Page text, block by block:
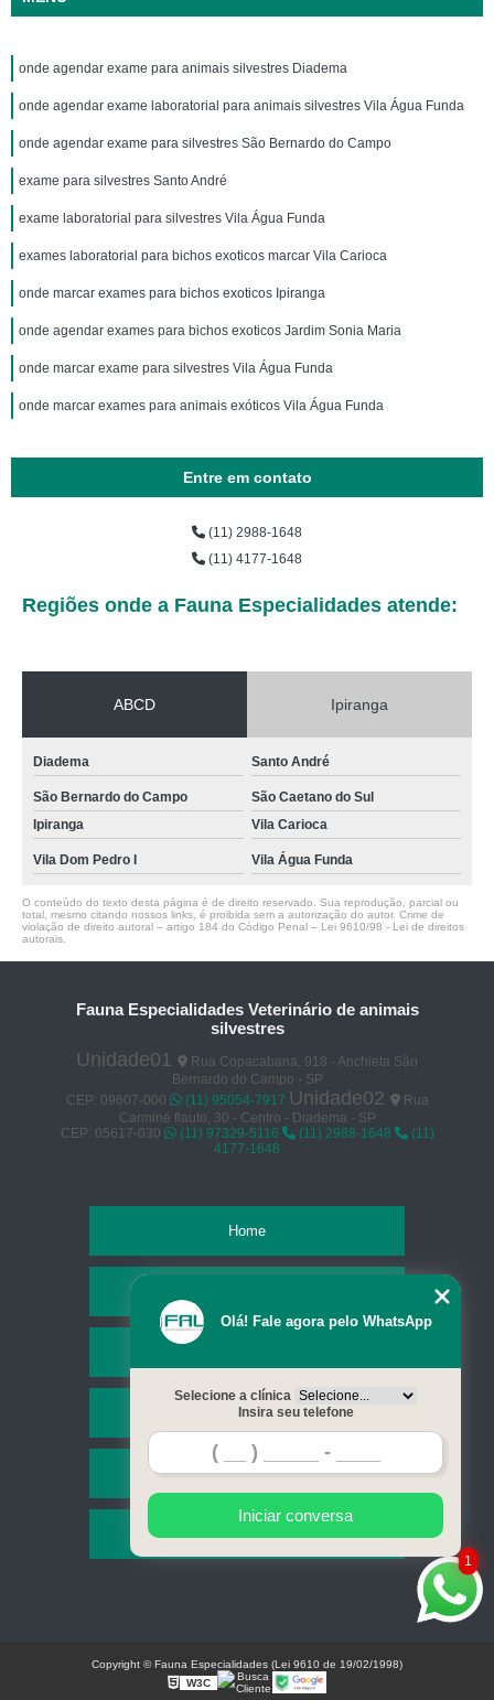
onde agendar exame para animais silvestres Diadema
onde agendar exame laboratorial para animais silvestres Vila Água Funda
onde agendar exame para silvestres São Bernardo do Campo
exame para silvestres Santo André
exame laboratorial para silvestres Vila Água Funda
exames laboratorial para bichos exoticos marcar Vila Carioca
onde marcar exames para bichos exoticos Ipiranga
onde agendar exames para bichos exoticos Jardim Sonia Maria
onde marcar exame para silvestres Vila Água Funda
onde marcar exames para animais exóticos Vila Água Funda
Entre em contato
(11) 2988-1648
(11) 4177-1648
Regiões onde a Fauna Especialidades atende:
ABCD Ipiranga
Diadema Santo André
São Bernardo do Campo
São Caetano do Sul
Ipiranga
Vila Carioca
Vila Dom Pedro I Vila Água Funda
O conteúdo do texto desta página é de direito reservado. Sua reprodução, parcial ou
total, mesmo citando nossos links, é proibida sem a autorização do autor. Crime de
violação de direito autoral – artigo 184 do Código Penal – Lei 9610/98 - Lei de direitos
autorais
Fauna Especialidades Veterinário de animais
silvestres
Unidade01
Rua Copacabana, 918 - Anchieta São
Bernardo do Campo - SP
CEP: 09607-000
(11) 95054-7917 Unidade02
Rua
Carminé flauto, 30 - Centro - Diadema - SP
CEP: 05617-030
(11) 97329-5116 (11) 2988-1648
(11)
4177-1648
Home
Serviços
Contato
Mapa do site
1
Olá! Fale agora pelo WhatsApp
Selecione a clínica
Insira seu telefone
Iniciar conversa
Copyright © Fauna Especialidades (Lei 9610 de 19/02/1998)
W3C